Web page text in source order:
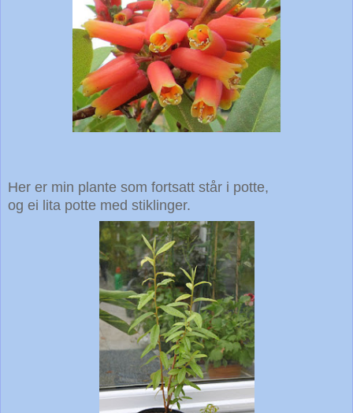
Her er min plante som fortsatt står i potte,
og ei lita potte med stiklinger.